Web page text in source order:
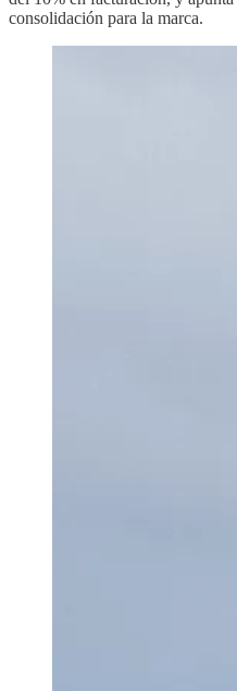
consolidación para la marca.